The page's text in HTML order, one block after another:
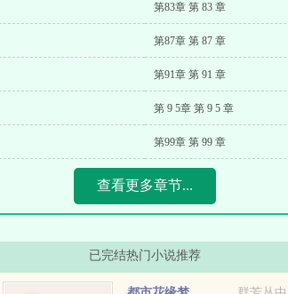
第83章 第 83 章
第87章 第 87 章
第91章 第 91 章
第 9 5章 第 9 5 章
第99章 第 99 章
查看更多章节...
已完结热门小说推荐